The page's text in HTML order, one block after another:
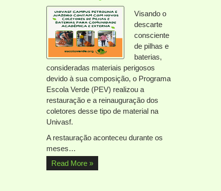
Visando o
descarte
consciente
de pilhas e
baterias,
consideradas materiais perigosos
devido à sua composição, o Programa
Escola Verde (PEV) realizou a
restauração e a reinauguração dos
coletores desse tipo de material na
Univasf.
A restauração aconteceu durante os
meses…
Read More »